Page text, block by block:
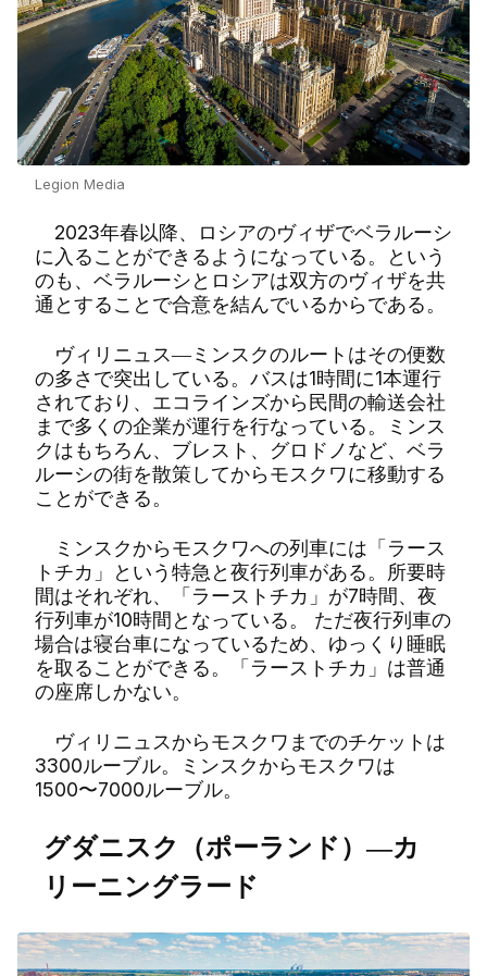
Legion Media
2023年春以降、ロシアのヴィザでベラルーシ
に入ることができるようになっている。という
のも、ベラルーシとロシアは双方のヴィザを共
通とすることで合意を結んでいるからである。
ヴィリニュス―ミンスクのルートはその便数
の多さで突出している。バスは1時間に1本運行
されており、エコラインズから民間の輸送会社
まで多くの企業が運行を行なっている。ミンス
クはもちろん、ブレスト、グロドノなど、ベラ
ルーシの街を散策してからモスクワに移動する
ことができる。
ミンスクからモスクワへの列車には「ラース
トチカ」という特急と夜行列車がある。所要時
間はそれぞれ、「ラーストチカ」が7時間、夜
行列車が10時間となっている。 ただ夜行列車の
場合は寝台車になっているため、ゆっくり睡眠
を取ることができる。「ラーストチカ」は普通
の座席しかない。
ヴィリニュスからモスクワまでのチケットは
3300ルーブル。ミンスクからモスクワは
1500〜7000ルーブル。
グダニスク（ポーランド）―カ
リーニングラード